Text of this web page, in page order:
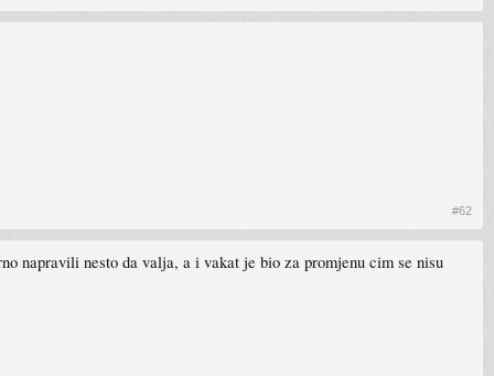
#62
napravili nesto da valja, a i vakat je bio za promjenu cim se nisu